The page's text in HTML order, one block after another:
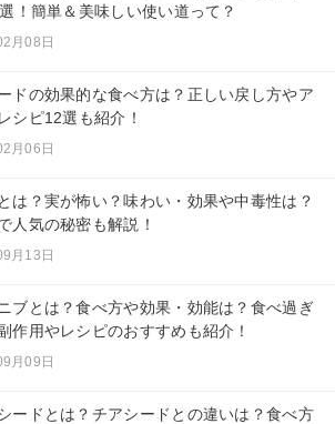
！簡単＆美味しい使い道って？
月08日
ドの効果的な食べ方は？正しい戻し方やア
シピ12選も紹介！
月06日
は？実が怖い？味わい・効果や中毒性は？
人気の秘密も解説！
月13日
ブとは？食べ方や効果・効能は？食べ過ぎ
作用やレシピのおすすめも紹介！
月09日
ードとは？チアシードとの違いは？食べ方